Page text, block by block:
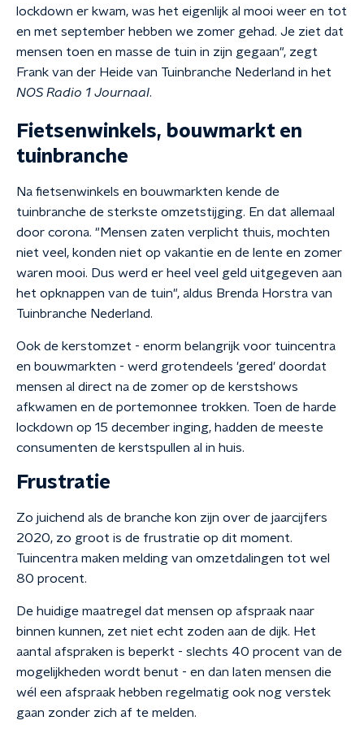
lockdown er kwam, was het eigenlijk al mooi weer en tot
en met september hebben we zomer gehad. Je ziet dat
mensen toen en masse de tuin in zijn gegaan", zegt
Frank van der Heide van Tuinbranche Nederland in het
NOS Radio 1 Journaal.
Fietsenwinkels, bouwmarkt en
tuinbranche
Na fietsenwinkels en bouwmarkten kende de
tuinbranche de sterkste omzetstijging. En dat allemaal
door corona. "Mensen zaten verplicht thuis, mochten
niet veel, konden niet op vakantie en de lente en zomer
waren mooi. Dus werd er heel veel geld uitgegeven aan
het opknappen van de tuin", aldus Brenda Horstra van
Tuinbranche Nederland.
Ook de kerstomzet - enorm belangrijk voor tuincentra
en bouwmarkten - werd grotendeels 'gered' doordat
mensen al direct na de zomer op de kerstshows
afkwamen en de portemonnee trokken. Toen de harde
lockdown op 15 december inging, hadden de meeste
consumenten de kerstspullen al in huis.
Frustratie
Zo juichend als de branche kon zijn over de jaarcijfers
2020, zo groot is de frustratie op dit moment.
Tuincentra maken melding van omzetdalingen tot wel
80 procent.
De huidige maatregel dat mensen op afspraak naar
binnen kunnen, zet niet echt zoden aan de dijk. Het
aantal afspraken is beperkt - slechts 40 procent van de
mogelijkheden wordt benut - en dan laten mensen die
wél een afspraak hebben regelmatig ook nog verstek
gaan zonder zich af te melden.